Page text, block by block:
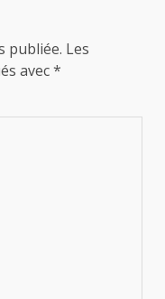
publiée. Les
avec*